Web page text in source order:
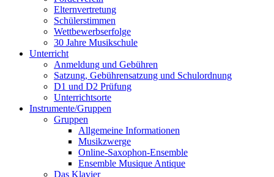
Elternvertretung
Schülerstimmen
Wettbewerbserfolge
30 Jahre Musikschule
Unterricht
Anmeldung und Gebühren
Satzung, Gebührensatzung und Schulordnung
D1 und D2 Prüfung
Unterrichtsorte
Instrumente/Gruppen
Gruppen
Allgemeine Informationen
Musikzwerge
Online-Saxophon-Ensemble
Ensemble Musique Antique
Das Klavier